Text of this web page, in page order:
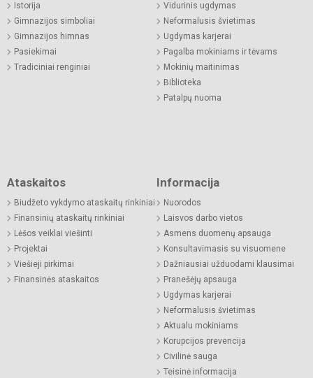
Istorija
Gimnazijos simboliai
Gimnazijos himnas
Pasiekimai
Tradiciniai renginiai
Vidurinis ugdymas
Neformalusis švietimas
Ugdymas karjerai
Pagalba mokiniams ir tėvams
Mokinių maitinimas
Biblioteka
Patalpų nuoma
Ataskaitos
Biudžeto vykdymo ataskaitų rinkiniai
Finansinių ataskaitų rinkiniai
Lėšos veiklai viešinti
Projektai
Viešieji pirkimai
Finansinės ataskaitos
Informacija
Nuorodos
Laisvos darbo vietos
Asmens duomenų apsauga
Konsultavimasis su visuomene
Dažniausiai užduodami klausimai
Pranešėjų apsauga
Ugdymas karjerai
Neformalusis švietimas
Aktualu mokiniams
Korupcijos prevencija
Civilinė sauga
Teisinė informacija